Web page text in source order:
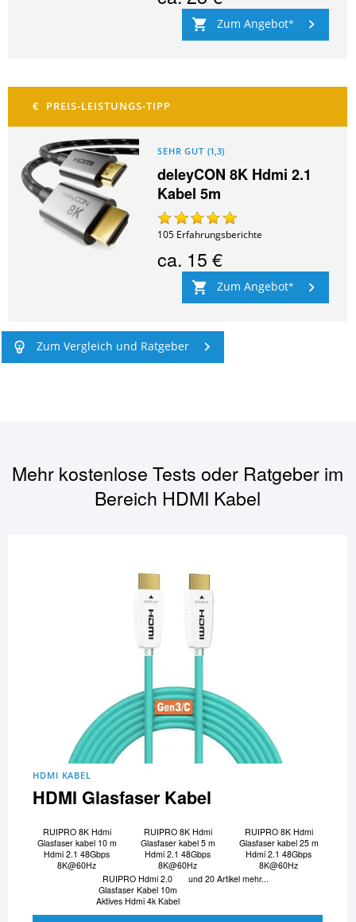
Zum Angebot
SEHR GUT (1,3)
deleyCON 8K Hdmi 2.1
Kabel 5m
105 Erfahrungsberichte
ca. 15 €
Zum Angebot
Zum Vergleich und Ratgeber
Mehr kostenlose Tests oder Ratgeber im
Bereich HDMI Kabel
HDMI KABEL
HDMI Glasfaser Kabel
RUIPRO 8K Hdmi
Glasfaser kabel 10 m
Hdmi 2.1 48Gbps
8K@60Hz
RUIPRO 8K Hdmi
Glasfaser kabel 5 m
Hdmi 2.1 48Gbps
8K@60Hz
RUIPRO 8K Hdmi
Glasfaser kabel 25 m
Hdmi 2.1 48Gbps
8K@60Hz
RUIPRO Hdmi 2.0
Glasfaser Kabel 10m
Aktives Hdmi 4k Kabel
und 20 Artikel mehr...